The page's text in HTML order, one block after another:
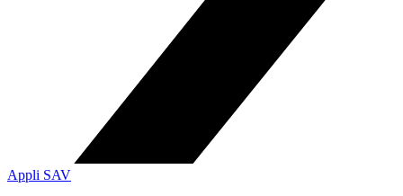
Appli SAV